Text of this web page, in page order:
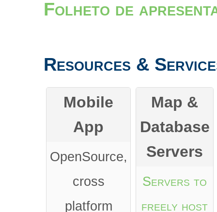
Folheto de
Resources &
Mobile
App
OpenSource,
cross
platform
Map &
Database
Servers
Servers to
freely host